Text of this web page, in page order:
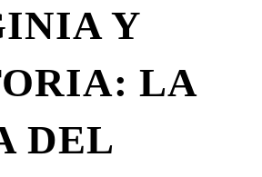
Y
LA
DEL